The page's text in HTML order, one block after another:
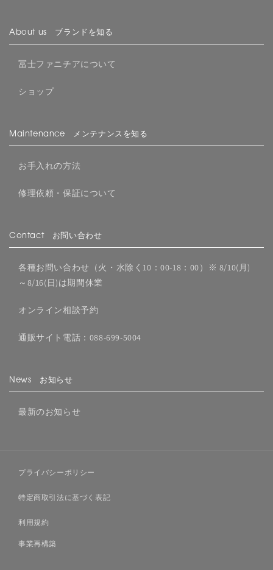
About us ブランドを知る
冨士ファニチアについて
ショップ
Maintenance メンテナンスを知る
お手入れの方法
修理依頼・保証について
Contact お問い合わせ
各種お問い合わせ（火・水除く10：00-18：00）※ 8/10(月)
～8/16(日)は期間休業
オンライン相談予約
通販サイト電話：088-699-5004
News お知らせ
最新のお知らせ
プライバシーポリシー
特定商取引法に基づく表記
利用規約
事業再構築